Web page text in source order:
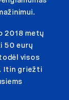
2018 metų
50 eurų
visos
Itin griežti